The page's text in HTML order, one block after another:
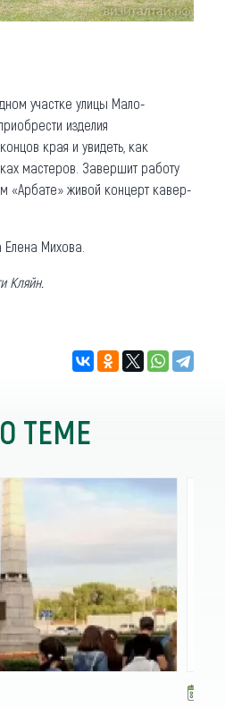
участке улицы Мало-
изделия
края и увидеть, как
мастеров. Завершит работу
«Арбате» живой концерт кавер-
Михова.
Кляйн.
ТЕМЕ